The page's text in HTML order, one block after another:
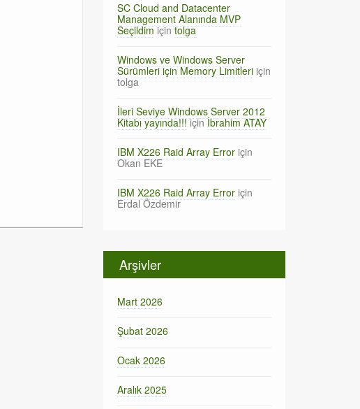
SC Cloud and Datacenter
Management Alanında MVP
Seçildimiçintolga
Windows ve Windows Server
Sürümleri için Memory Limitleri için
tolga
İleri Seviye Windows Server 2012
Kitabı yayında!!!içinİbrahim ATAY
IBM X226 Raid Array Error için
Okan EKE
IBM X226 Raid Array Error için
Erdal Özdemir
Arşivler
Mart 2026
Şubat 2026
Ocak 2026
Aralık 2025